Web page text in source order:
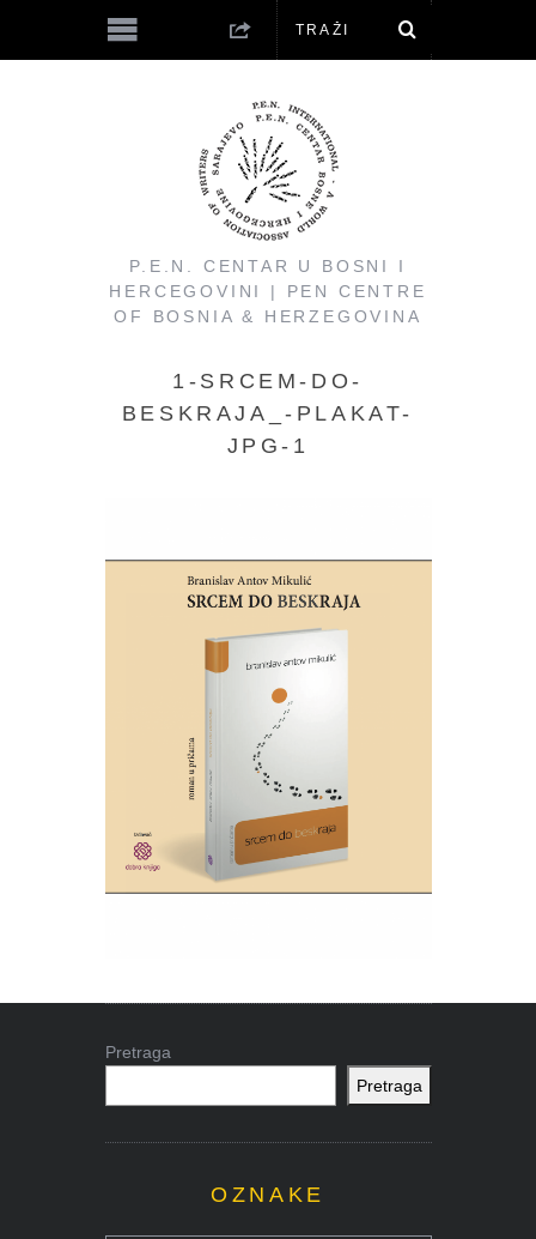
P.E.N. CENTAR U BOSNI I
HERCEGOVINI | PEN CENTRE
OF BOSNIA & HERZEGOVINA
1-SRCEM-DO-
BESKRAJA_-PLAKAT-
JPG-1
Pretraga
Pretraga
OZNAKE